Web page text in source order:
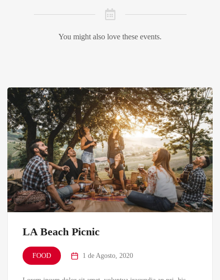
You might also love these events.
LA Beach Picnic
FOOD 1 de Agosto, 2020